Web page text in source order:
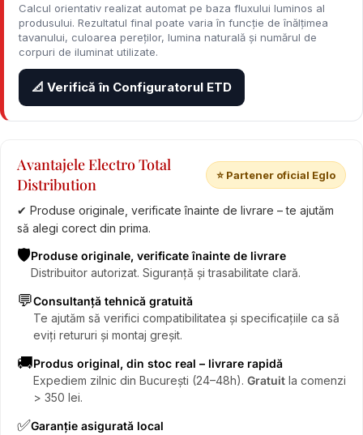
Calcul orientativ realizat automat pe baza fluxului luminos al
produsului. Rezultatul final poate varia în funcție de înălțimea
tavanului, culoarea pereților, lumina naturală și numărul de
corpuri de iluminat utilizate.
📐 Verifică în Configuratorul ETD
Avantajele Electro Total
Distribution
⭐ Partener oficial Eglo
✔ Produse originale, verificate înainte de livrare – te ajutăm
să alegi corect din prima.
🛡️Produse originale, verificate înainte de livrare
Distribuitor autorizat. Siguranță și trasabilitate clară.
💬Consultanță tehnică gratuită
Te ajutăm să verifici compatibilitatea și specificațiile ca să
eviți retururi și montaj greșit.
🚚Produs original, din stoc real – livrare rapidă
Expediem zilnic din București (24–48h). Gratuit la comenzi
> 350 lei.
✅Garanție asigurată local